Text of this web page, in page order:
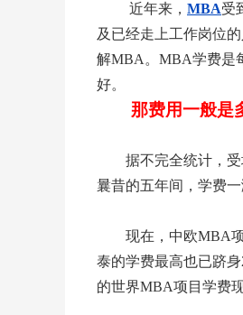
近年来， MBA受
及已经走上工作岗位
解MBA。MBA学费是
好。
那费用一般是
据不完全统计，受
曩昔的五年间，学费
现在，中欧MBA项
泰的学费最高也已跻
的世界MBA项目学费